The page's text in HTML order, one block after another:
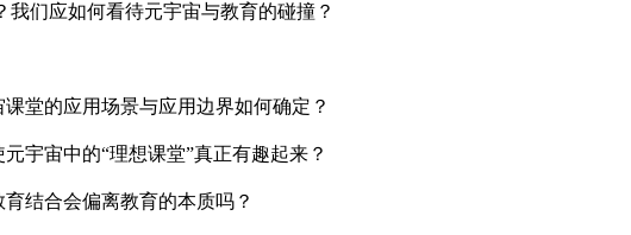
们应如何看待元宇宙与教育的碰撞？
堂的应用场景与应用边界如何确定？
宇宙中的“理想课堂”真正有趣起来？
结合会偏离教育的本质吗？